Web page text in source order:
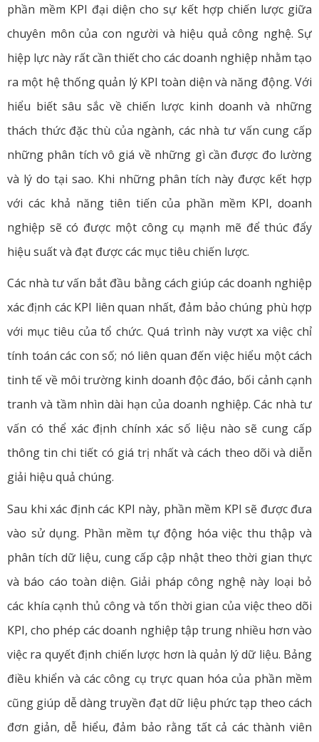
phần mềm KPI đại diện cho sự kết hợp chiến lược giữa
chuyên môn của con người và hiệu quả công nghệ. Sự
hiệp lực này rất cần thiết cho các doanh nghiệp nhằm tạo
ra một hệ thống quản lý KPI toàn diện và năng động. Với
hiểu biết sâu sắc về chiến lược kinh doanh và những
thách thức đặc thù của ngành, các nhà tư vấn cung cấp
những phân tích vô giá về những gì cần được đo lường
và lý do tại sao. Khi những phân tích này được kết hợp
với các khả năng tiên tiến của phần mềm KPI, doanh
nghiệp sẽ có được một công cụ mạnh mẽ để thúc đẩy
hiệu suất và đạt được các mục tiêu chiến lược.
Các nhà tư vấn bắt đầu bằng cách giúp các doanh nghiệp
xác định các KPI liên quan nhất, đảm bảo chúng phù hợp
với mục tiêu của tổ chức. Quá trình này vượt xa việc chỉ
tính toán các con số; nó liên quan đến việc hiểu một cách
tinh tế về môi trường kinh doanh độc đáo, bối cảnh cạnh
tranh và tầm nhìn dài hạn của doanh nghiệp. Các nhà tư
vấn có thể xác định chính xác số liệu nào sẽ cung cấp
thông tin chi tiết có giá trị nhất và cách theo dõi và diễn
giải hiệu quả chúng.
Sau khi xác định các KPI này, phần mềm KPI sẽ được đưa
vào sử dụng. Phần mềm tự động hóa việc thu thập và
phân tích dữ liệu, cung cấp cập nhật theo thời gian thực
và báo cáo toàn diện. Giải pháp công nghệ này loại bỏ
các khía cạnh thủ công và tốn thời gian của việc theo dõi
KPI, cho phép các doanh nghiệp tập trung nhiều hơn vào
việc ra quyết định chiến lược hơn là quản lý dữ liệu. Bảng
điều khiển và các công cụ trực quan hóa của phần mềm
cũng giúp dễ dàng truyền đạt dữ liệu phức tạp theo cách
đơn giản, dễ hiểu, đảm bảo rằng tất cả các thành viên